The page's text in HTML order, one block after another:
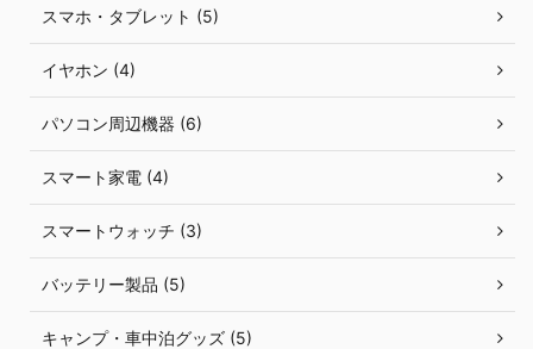
スマホ・タブレット (5)
イヤホン (4)
パソコン周辺機器 (6)
スマート家電 (4)
スマートウォッチ (3)
バッテリー製品 (5)
キャンプ・車中泊グッズ (5)